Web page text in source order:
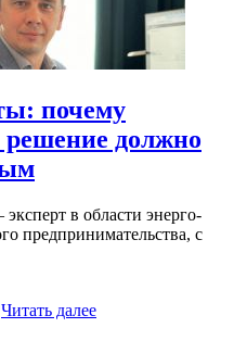
почему
решение должно
в области энерго-
предпринимательства, с
Читать далее